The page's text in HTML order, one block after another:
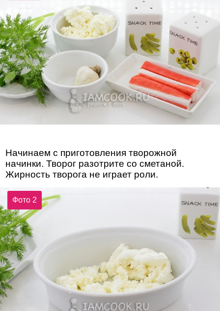
Начинаем с приготовления творожной
начинки. Творог разотрите со сметаной.
Жирность творога не играет роли.
Фото 2